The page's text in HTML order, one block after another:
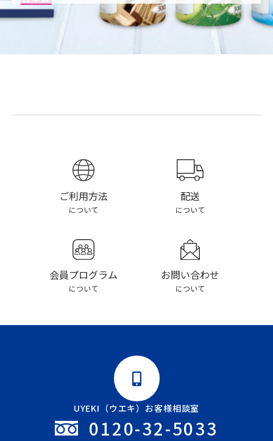
ご利用方法
について
配送
について
会員プログラム
について
お問い合わせ
について
UYEKI（ウエキ）お客様相談室
0120-32-5033